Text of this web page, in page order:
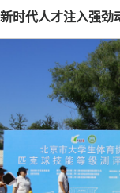
时代人才注入强劲